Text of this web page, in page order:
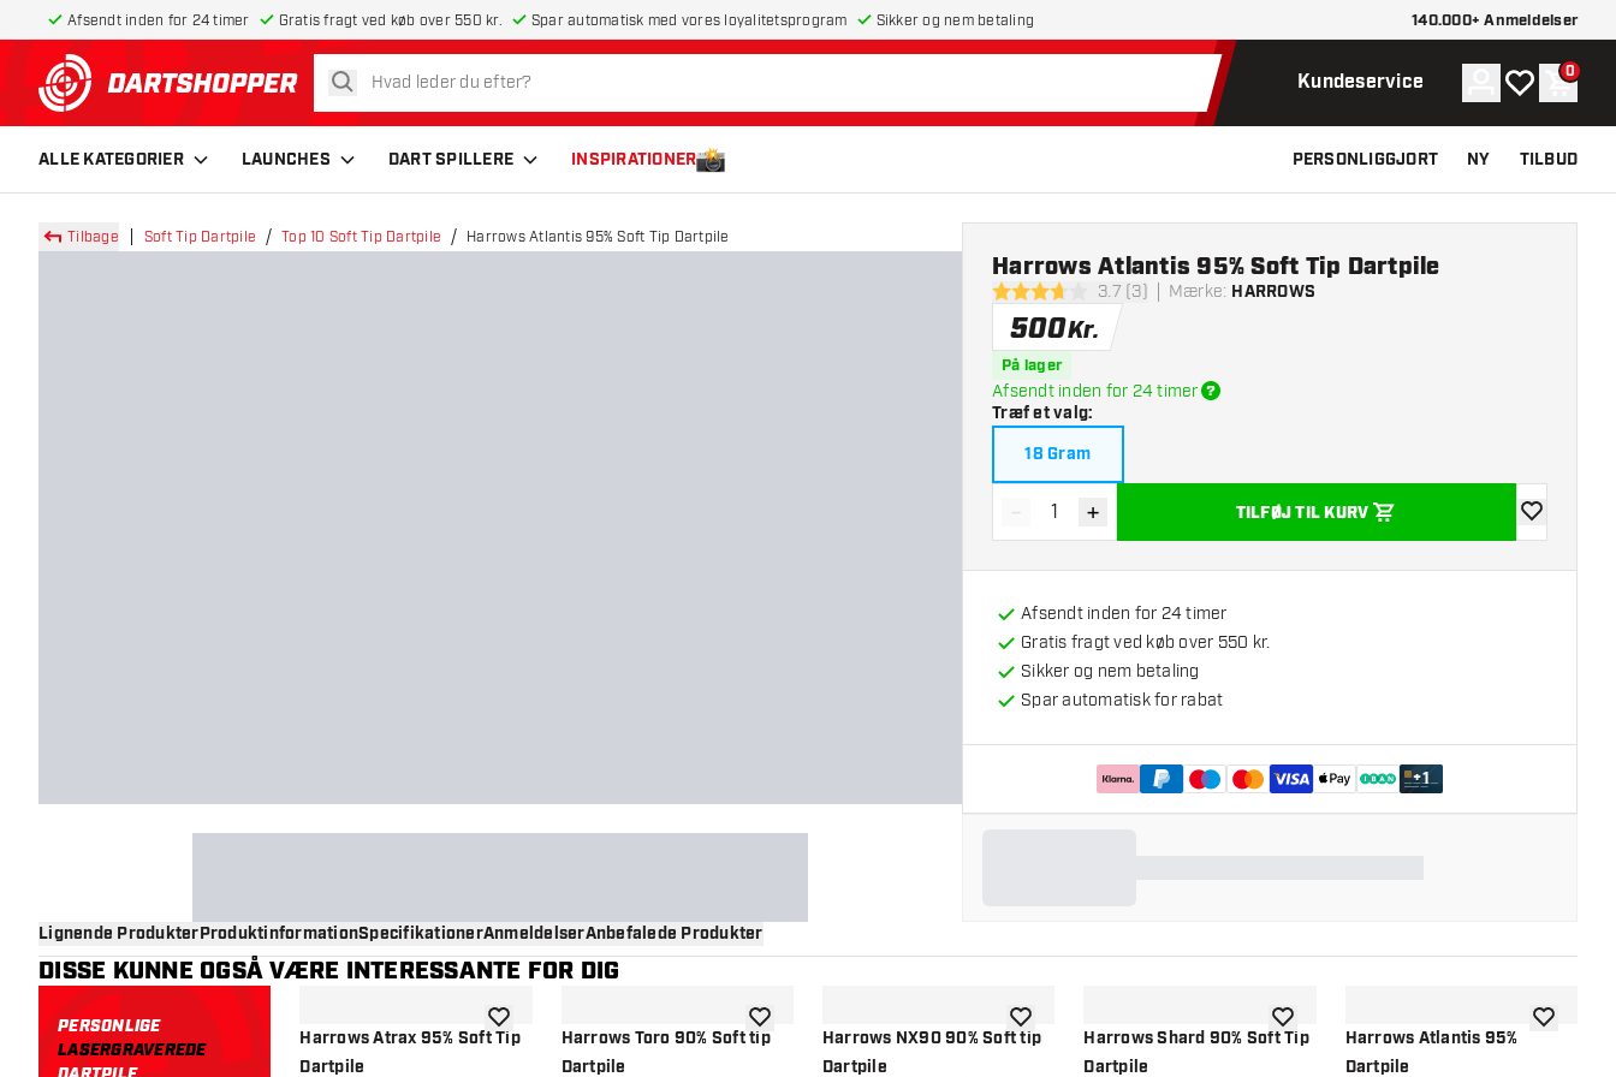
Afsendt inden for 24 timer Gratis fragt ved køb over 550 kr. Spar automatisk med vores loyalitetsprogram Sikker og nem betaling 140.000+ Anmeldelser
tilbage til forsiden
søg Kundeservice Konto
Min 0
ALLE KATEGORIER LAUNCHES DART SPILLERE INSPIRATIONER PERSONLIGGJORT NY TILBUD
Tilbage Soft Tip Dartpile Top 10 Soft Tip Dartpile Harrows Atlantis 95% Soft Tip Dartpile
3.7 bedømmelsesstjerner
3.7 (3) Mærke: HARROWS
Harrows Atlantis 95% Soft Tip Dartpile
500Kr.
På lager
Afsendt inden for 24 timer
Træf et valg:
18 Gram
Reducér antal
- Øg antal
+ TILFØJ TIL KURV
tilføje til
Afsendt inden for 24 timer
Gratis fragt ved køb over 550 kr.
Sikker og nem betaling
Spar automatisk for rabat
+1
Lignende ProdukterProduktinformationSpecifikationerAnmeldelserAnbefalede Produkter
DISSE KUNNE OGSÅ VÆRE INTERESSANTE FOR DIG
PERSONLIGE
LASERGRAVEREDE
Harrows Atrax 95% Soft Tip
Dartpile
tilføje til ønskelisteHarrows Toro 90% Soft tip
Dartpile
tilføje til ønskelisteHarrows NX90 90% Soft tip
Dartpile
tilføje til ønskelisteHarrows Shard 90% Soft Tip
Dartpile
tilføje til ønskelisteHarrows Atlantis 95%
Dartpile
tilføje til